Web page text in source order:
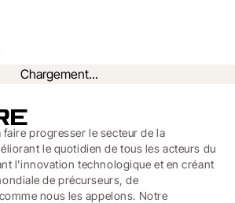
Chargement...
progresser le secteur de la
le quotidien de tous les acteurs du
l'innovation technologique et en créant
de précurseurs, de
nous les appelons. Notre